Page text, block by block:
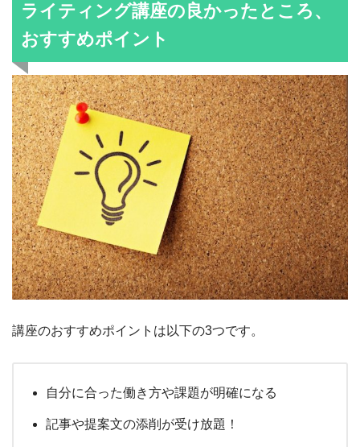
ライティング講座の良かったところ、
おすすめポイント
講座のおすすめポイントは以下の3つです。
自分に合った働き方や課題が明確になる
記事や提案文の添削が受け放題！